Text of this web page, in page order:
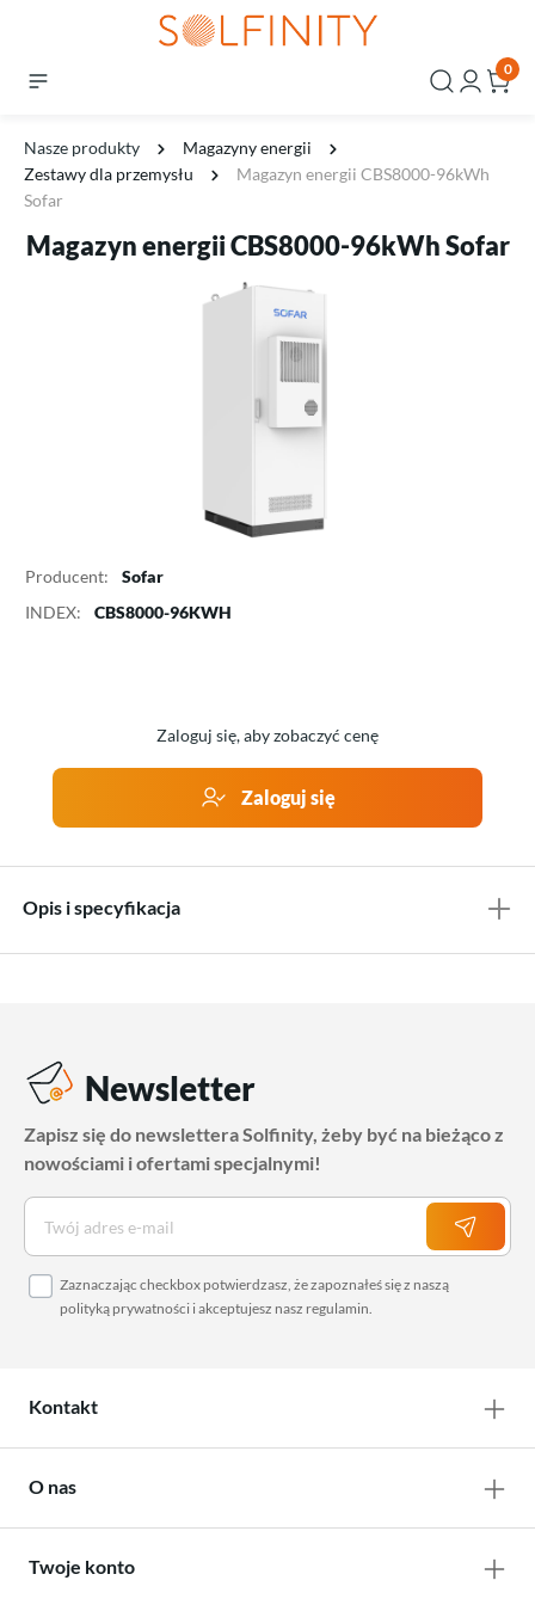
0
Nasze produkty
Magazyny energii
Zestawy dla przemysłu
Magazyn energii CBS8000-96kWh
Sofar
Magazyn energii CBS8000-96kWh Sofar
Producent:
Sofar
INDEX:
CBS8000-96KWH
Zaloguj się, aby zobaczyć cenę
Zaloguj się
Opis i specyfikacja
Newsletter
Zapisz się do newslettera Solfinity, żeby być na bieżąco z
nowościami i ofertami specjalnymi!
Zaznaczając checkbox potwierdzasz, że zapoznałeś się z naszą
polityką prywatności i akceptujesz nasz regulamin.
Kontakt
O nas
Twoje konto